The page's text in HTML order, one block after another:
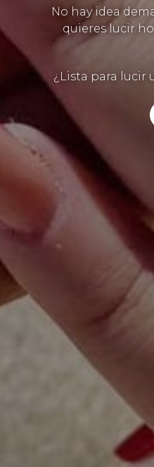
No hay idea
quieres lucir
¿Lista para lucir